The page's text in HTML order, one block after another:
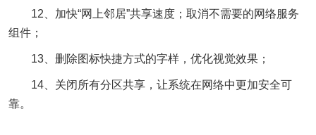
12、加快“网上邻居”共享速度；取消不需要的网络服务
组件；
13、删除图标快捷方式的字样，优化视觉效果；
14、关闭所有分区共享，让系统在网络中更加安全可
靠。